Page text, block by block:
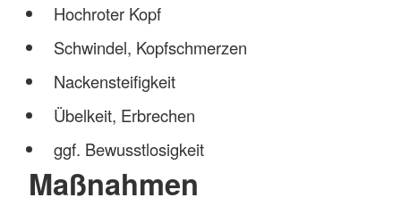
Hochroter Kopf
Schwindel, Kopfschmerzen
Nackensteifigkeit
Übelkeit, Erbrechen
ggf. Bewusstlosigkeit
Maßnahmen